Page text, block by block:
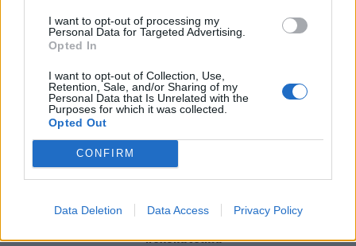
I want to opt-out of processing my
Personal Data for Targeted Advertising.
Opted In
I want to opt-out of Collection, Use,
Retention, Sale, and/or Sharing of my
Personal Data that Is Unrelated with the
Purposes for which it was collected.
Opted Out
CONFIRM
Data Deletion Data Access Privacy Policy
ΠΕΡΙΣΣΟΤΕΡΑ
ΣΧΕΤΙΚA AΡΘΡΑ
Υπό έλεγχο η φωτιά σε ισόγειο κατάστημα στο
ΕΛΛAΔΑ 23:55
κατάστημα στο Παλαιό Φάληρο -
πολυκατοικία